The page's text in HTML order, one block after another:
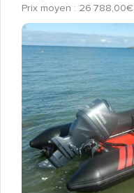
Prix moyen : 26 788,00€